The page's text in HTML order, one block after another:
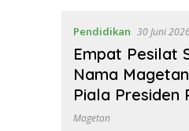
Pendidikan 30 Juni
Empat Pesilat
Nama
Piala Presiden
Magetan